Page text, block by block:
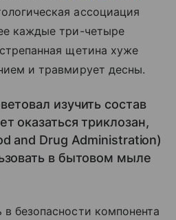
ассоциация
каждые три-четыре
щетина хуже
и травмирует десны.
изучить состав
оказаться триклозан,
and Drug Administration)
в бытовом мыле
безопасности компонента